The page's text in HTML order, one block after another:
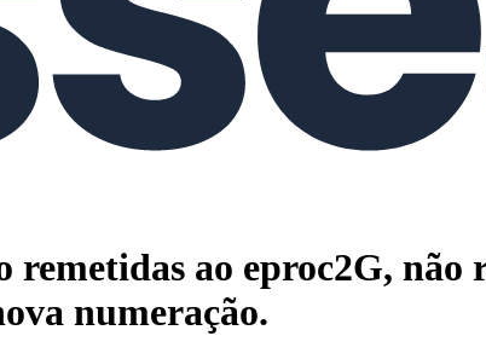
ao eproc2G, não
numeração.